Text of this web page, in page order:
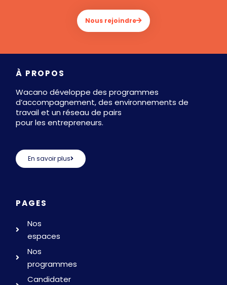
Nous rejoindre
À PROPOS
Wacano développe des programmes
d’accompagnement, des environnements de
travail et un réseau de pairs
pour les entrepreneurs.
En savoir plus
PAGES
Nos
espaces
Nos
programmes
Candidater